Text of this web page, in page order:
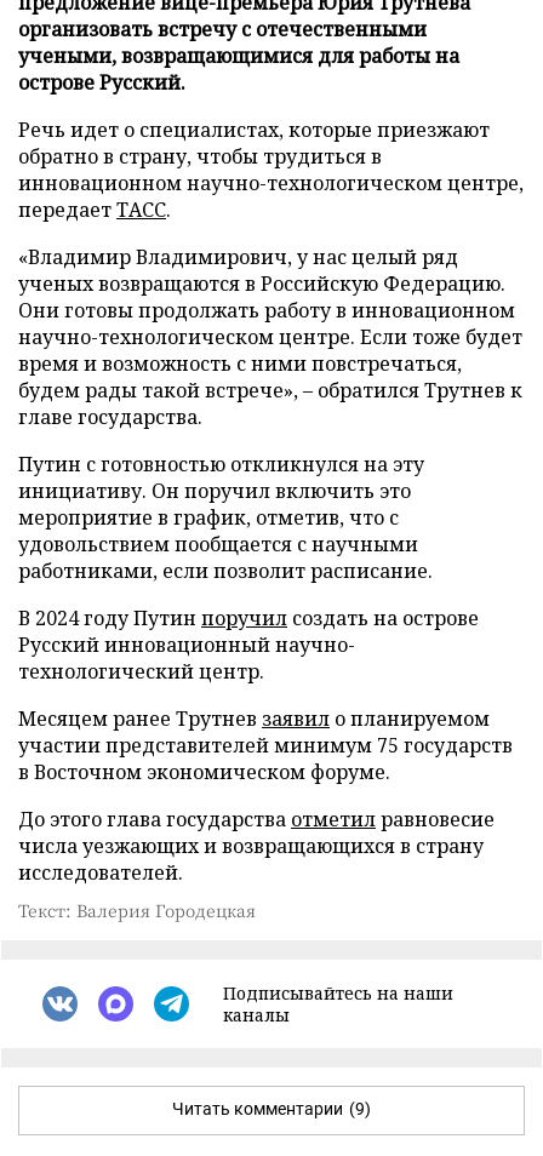
организовать встречу с отечественными
учеными, возвращающимися для работы на
острове Русский.
Речь идет о специалистах, которые приезжают
обратно в страну, чтобы трудиться в
инновационном научно-технологическом центре,
передаетТАСС.
«Владимир Владимирович, у нас целый ряд
ученых возвращаются в Российскую Федерацию.
Они готовы продолжать работу в инновационном
научно-технологическом центре. Если тоже будет
время и возможность с ними повстречаться,
будем рады такой встрече», – обратился Трутнев к
главе государства.
Путин с готовностью откликнулся на эту
инициативу. Он поручил включить это
мероприятие в график, отметив, что с
удовольствием пообщается с научными
работниками, если позволит расписание.
В 2024 году Путин поручил создать на острове
Русский инновационный научно-
технологический центр.
Месяцем ранее Трутнев заявил о планируемом
участии представителей минимум 75 государств
в Восточном экономическом форуме.
До этого глава государства отметилравновесие
числа уезжающих и возвращающихся в страну
исследователей.
Текст: Валерия Городецкая
Подписывайтесь на наши
каналы
Читать комментарии (9)